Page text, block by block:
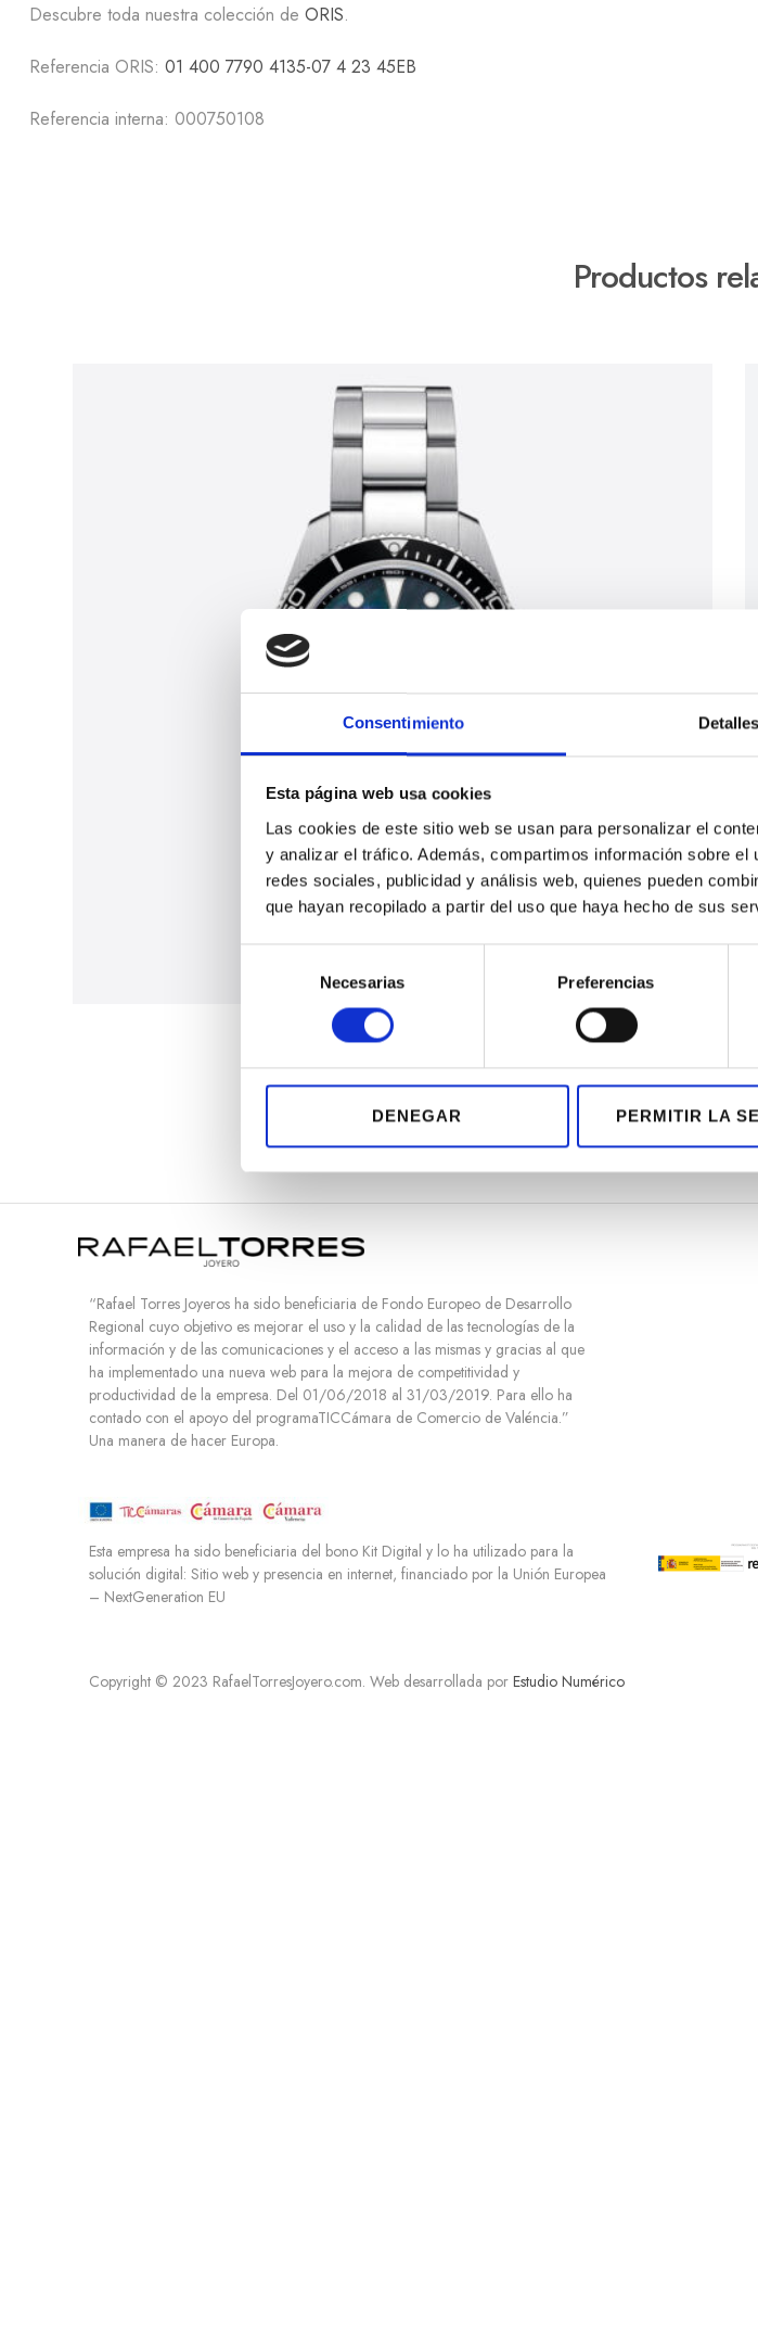
Consentimiento Detalles
Esta página web usa cookies
Las cookies de este sitio web se usan para personalizar el
y analizar el tráfico. Además, compartimos información sobre
redes sociales, publicidad y análisis web, quienes pueden
que hayan recopilado a partir del uso que haya hecho de sus
n
c
s
e
n
t
i
m
e
t
o
Necesarias Preferencias
DENEGAR PERMITIR LA
Descubre toda nuestra colección de ORIS.
Referencia ORIS: 01 400 7790 4135-07 4 23 45EB
Referencia interna: 000750108
Productos
DS ACTION 34.5MM
480,00€
“Rafael Torres Joyeros ha sido beneficiaria de Fondo Europeo de Desarrollo
Regional cuyo objetivo es mejorar el uso y la calidad de las tecnologías de la
información y de las comunicaciones y el acceso a las mismas y gracias al que
ha implementado una nueva web para la mejora de competitividad y
productividad de la empresa. Del 01/06/2018 al 31/03/2019. Para ello ha
contado con el apoyo del programaTICCámara de Comercio de Valéncia.”
Una manera de hacer Europa.
Esta empresa ha sido beneficiaria del bono Kit Digital y lo ha utilizado para la
solución digital: Sitio web y presencia en internet, financiado por la Unión Europea
– NextGeneration EU
Copyright © 2023 RafaelTorresJoyero.com. Web desarrollada por Estudio Numérico